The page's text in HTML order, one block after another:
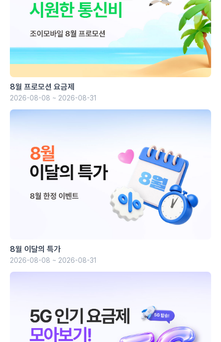
8월 프로모션 요금제
2026-08-08 ~ 2026-08-31
8월 이달의 특가
2026-08-08 ~ 2026-08-31